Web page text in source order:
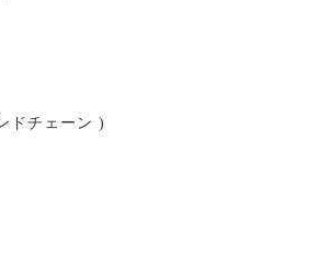
ドチェーン )